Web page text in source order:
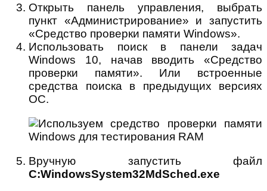
Открыть панель управления, выбрать
пункт «Администрирование» и запустить
«Средство проверки памяти Windows».
Использовать поиск в панели задач
Windows 10, начав вводить «Средство
проверки памяти». Или встроенные
средства поиска в предыдущих версиях
ОС.
Вручную запустить файл
C:WindowsSystem32MdSched.exe